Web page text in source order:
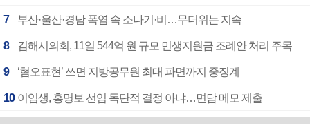
7 부산·울산·경남 폭염 속 소나기·비…무더위는 지속
8 김해시의회, 11일 544억 원 규모 민생지원금 조례안 처리 주목
9 ‘혐오표현’ 쓰면 지방공무원 최대 파면까지 중징계
10 이임생, 홍명보 선임 독단적 결정 아냐…면담 메모 제출